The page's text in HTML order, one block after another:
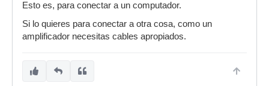
Esto es, para conectar a un computador.
Si lo quieres para conectar a otra cosa, como un
amplificador necesitas cables apropiados.